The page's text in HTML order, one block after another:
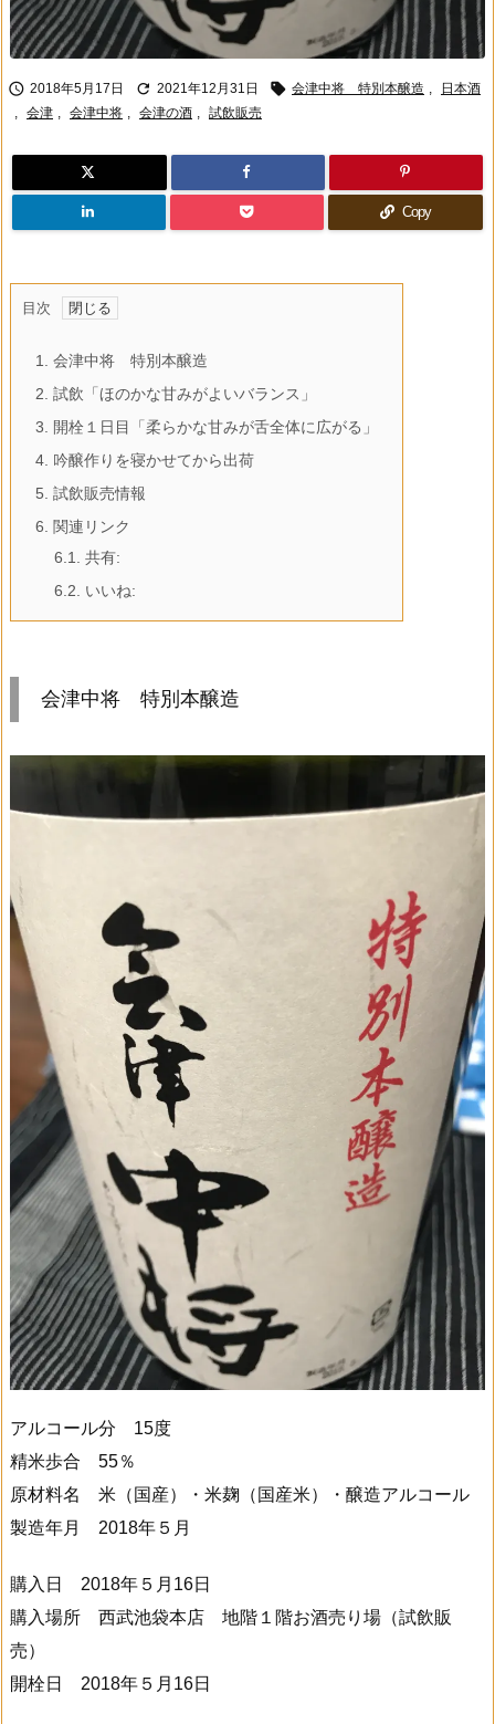
 2018年5月17日  2021年12月31日  会津中将 特別本醸造 ,
日本酒
, 会津 , 会津中将 , 会津の酒 , 試飲販売
Copy
目次
1. 会津中将 特別本醸造
2. 試飲「ほのかな甘みがよいバランス」
3. 開栓１日目「柔らかな甘みが舌全体に広がる」
4. 吟醸作りを寝かせてから出荷
5. 試飲販売情報
6. 関連リンク
6.1. 共有:
6.2. いいね:
会津中将 特別本醸造
アルコール分 15度
精米歩合 55％
原材料名 米（国産）・米麹（国産米）・醸造アルコール
製造年月 2018年５月
購入日 2018年５月16日
購入場所 西武池袋本店 地階１階お酒売り場（試飲販
売）
開栓日 2018年５月16日